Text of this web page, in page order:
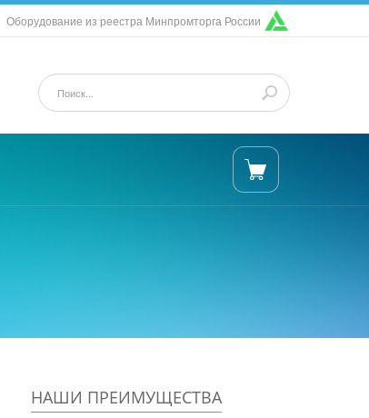
Оборудование из реестра Минпромторга России
НАШИ ПРЕИМУЩЕСТВА